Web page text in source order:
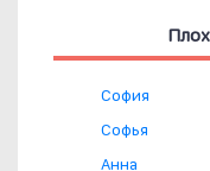
София
Софья
Анна